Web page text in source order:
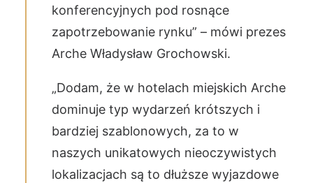
konferencyjnych pod rosnące
zapotrzebowanie rynku” – mówi prezes
Arche Władysław Grochowski.
„Dodam, że w hotelach miejskich Arche
dominuje typ wydarzeń krótszych i
bardziej szablonowych, za to w
naszych unikatowych nieoczywistych
lokalizacjach są to dłuższe wyjazdowe